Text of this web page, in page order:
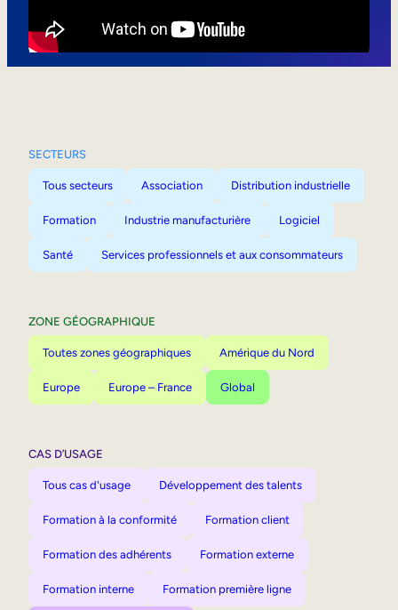
SECTEURS
Tous secteurs Association Distribution industrielle
Formation Industrie manufacturière Logiciel
Santé Services professionnels et aux consommateurs
ZONE GÉOGRAPHIQUE
Toutes zones géographiques Amérique du Nord
Europe Europe – France Global
CAS D’USAGE
Tous cas d'usage Développement des talents
Formation à la conformité Formation client
Formation des adhérents Formation externe
Formation interne Formation première ligne